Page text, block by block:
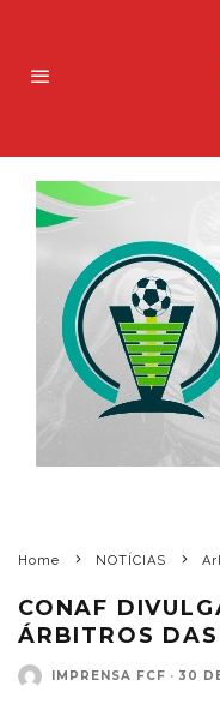
Home NOTÍCIAS
CONAF
ÁRBITROS
IMPRENSA FCF · 30